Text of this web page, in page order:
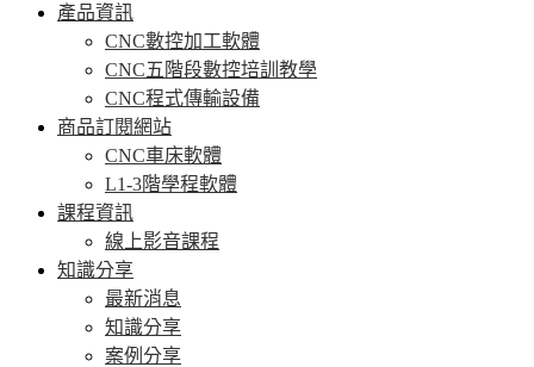
產品資訊
CNC數控加工軟體
CNC五階段數控培訓教學
CNC程式傳輸設備
商品訂閱網站
CNC車床軟體
L1-3階學程軟體
課程資訊
線上影音課程
知識分享
最新消息
知識分享
案例分享